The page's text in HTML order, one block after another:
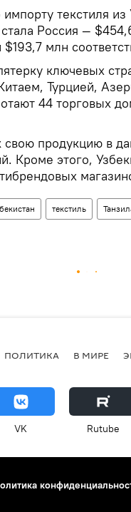
текстиля из
Россия —
млн
ключевых
Турцией,
44 торговых
продукцию в
Кроме этого,
текстиль
ПОЛИТИКА В МИРЕ
VK Rutube